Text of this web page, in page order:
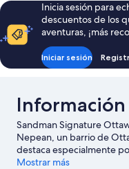
Inicia sesión para
descuentos de los
aventuras, ¡más
Iniciar sesión
Información
Sandman Signature
Nepean, un barrio de
destaca especialmente
National Arts Centre y
Mostrar más